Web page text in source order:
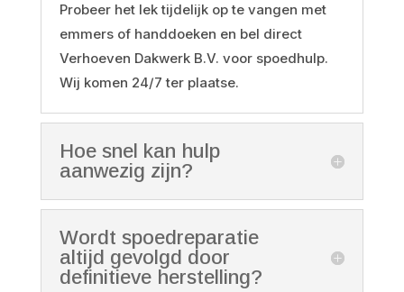
Probeer het lek tijdelijk op te vangen met
emmers of handdoeken en bel direct
Verhoeven Dakwerk B.V. voor spoedhulp.
Wij komen 24/7 ter plaatse.
Hoe snel kan hulp
aanwezig zijn?
Wordt spoedreparatie
altijd gevolgd door
definitieve herstelling?